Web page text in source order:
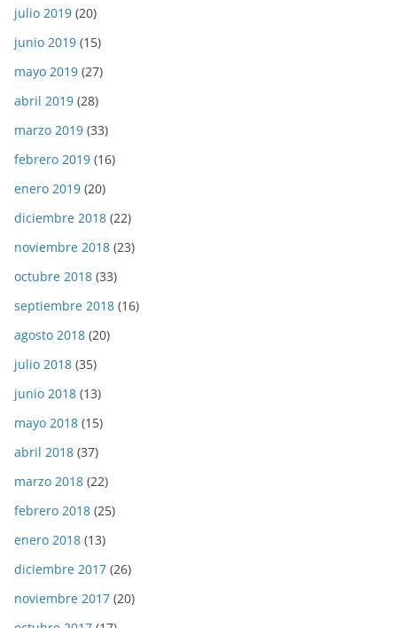
julio 2019 (20)
junio 2019 (15)
mayo 2019 (27)
abril 2019 (28)
marzo 2019 (33)
febrero 2019 (16)
enero 2019 (20)
diciembre 2018 (22)
noviembre 2018 (23)
octubre 2018 (33)
septiembre 2018 (16)
agosto 2018 (20)
julio 2018 (35)
junio 2018 (13)
mayo 2018 (15)
abril 2018 (37)
marzo 2018 (22)
febrero 2018 (25)
enero 2018 (13)
diciembre 2017 (26)
noviembre 2017 (20)